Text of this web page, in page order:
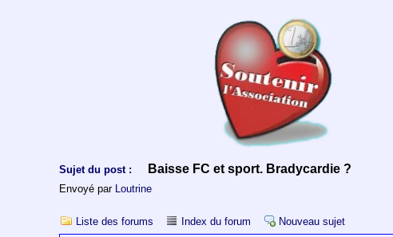
Sujet du post : Baisse FC et sport. Bradycardie ?
Envoyé par Loutrine
Liste des forums Index du forum Nouveau sujet